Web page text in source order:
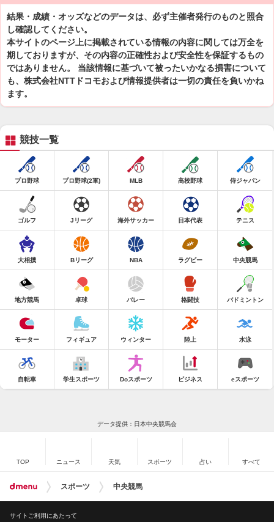
結果・成績・オッズなどのデータは、必ず主催者発行のものと照合
し確認してください。
本サイトのページ上に掲載されている情報の内容に関しては万全を
期しておりますが、その内容の正確性および安全性を保証するもの
ではありません。 当該情報に基づいて被ったいかなる損害について
も、株式会社NTTドコモおよび情報提供者は一切の責任を負いかね
ます。
競技一覧
プロ野球 プロ野球(2軍) MLB 高校野球 侍ジャパン
ゴルフ Jリーグ 海外サッカー 日本代表 テニス
大相撲 Bリーグ NBA ラグビー 中央競馬
地方競馬 卓球 バレー 格闘技 バドミントン
モーター フィギュア ウィンター 陸上 水泳
自転車 学生スポーツ Doスポーツ ビジネス eスポーツ
データ提供：日本中央競馬会
TOP ニュース 天気 スポーツ 占い すべて
スポーツ 中央競馬
サイトご利用にあたって